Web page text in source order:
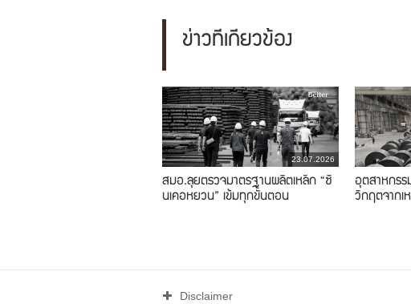
ข่าวที่เกี่ยวข้อง
23.07.2026
สมอ.ลุยตรวจมาตรฐานผลิตเหล็ก “ซิ
นเคอหยวน” เข้มทุกขั้นตอน
อุตสาหกรร
วิกฤตจากเ
Disclaimer